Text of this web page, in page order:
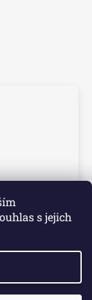
s jejich